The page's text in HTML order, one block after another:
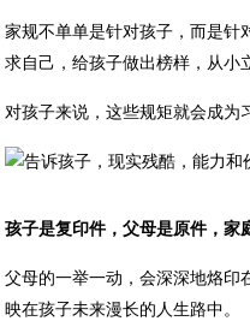
家规不单单是针对孩子，而是针
求自己，给孩子做出榜样，从小
对孩子来说，这些规矩就会成为
孩子是复印件，父母是原件，家
父母的一举一动，会深深地烙印
映在孩子未来漫长的人生路中。